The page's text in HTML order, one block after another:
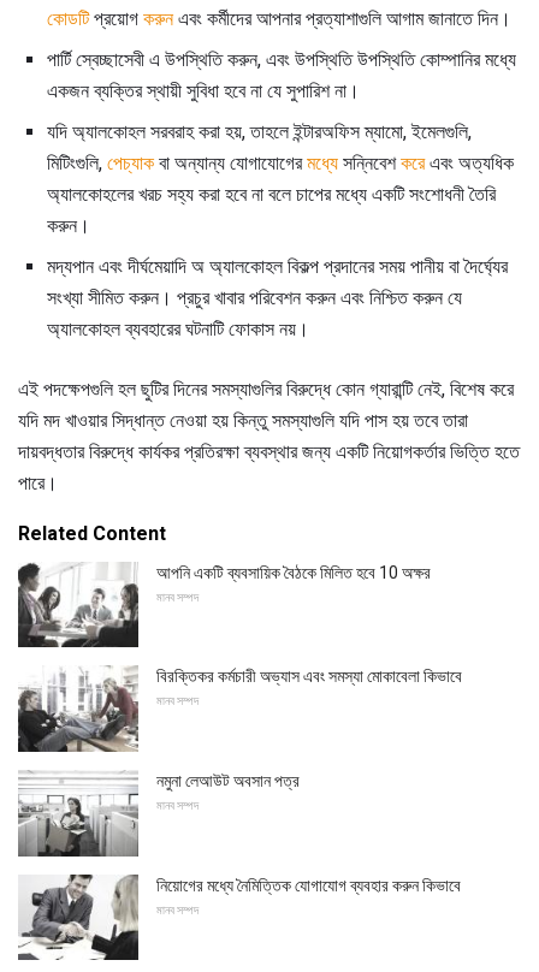
কোডটিপ্রয়োগ করুনএবং কর্মীদের আপনার প্রত্যাশাগুলি আগাম জানাতে দিন।
পার্টি স্বেচ্ছাসেবী এ উপস্থিতি করুন, এবং উপস্থিতি উপস্থিতি কোম্পানির মধ্যে
একজন ব্যক্তির স্থায়ী সুবিধা হবে না যে সুপারিশ না।
যদি অ্যালকোহল সরবরাহ করা হয়, তাহলে ইন্টারঅফিস ম্যামো, ইমেলগুলি,
মিটিংগুলি, পেচ্যাক বা অন্যান্য যোগাযোগেরমধ্যে সন্নিবেশকরেএবং অত্যধিক
অ্যালকোহলের খরচ সহ্য করা হবে না বলে চাপের মধ্যে একটি সংশোধনী তৈরি
করুন।
মদ্যপান এবং দীর্ঘমেয়াদি অ অ্যালকোহল বিকল্প প্রদানের সময় পানীয় বা দৈর্ঘ্যের
সংখ্যা সীমিত করুন। প্রচুর খাবার পরিবেশন করুন এবং নিশ্চিত করুন যে
অ্যালকোহল ব্যবহারের ঘটনাটি ফোকাস নয়।
এই পদক্ষেপগুলি হল ছুটির দিনের সমস্যাগুলির বিরুদ্ধে কোন গ্যারান্টি নেই, বিশেষ করে
যদি মদ খাওয়ার সিদ্ধান্ত নেওয়া হয় কিন্তু সমস্যাগুলি যদি পাস হয় তবে তারা
দায়বদ্ধতার বিরুদ্ধে কার্যকর প্রতিরক্ষা ব্যবস্থার জন্য একটি নিয়োগকর্তার ভিত্তি হতে
পারে।
Related Content
আপনি একটি ব্যবসায়িক বৈঠকে মিলিত হবে 10 অক্ষর
মানব সম্পদ
বিরক্তিকর কর্মচারী অভ্যাস এবং সমস্যা মোকাবেলা কিভাবে
মানব সম্পদ
নমুনা লেআউট অবসান পত্র
মানব সম্পদ
নিয়োগের মধ্যে নৈমিত্তিক যোগাযোগ ব্যবহার করুন কিভাবে
মানব সম্পদ